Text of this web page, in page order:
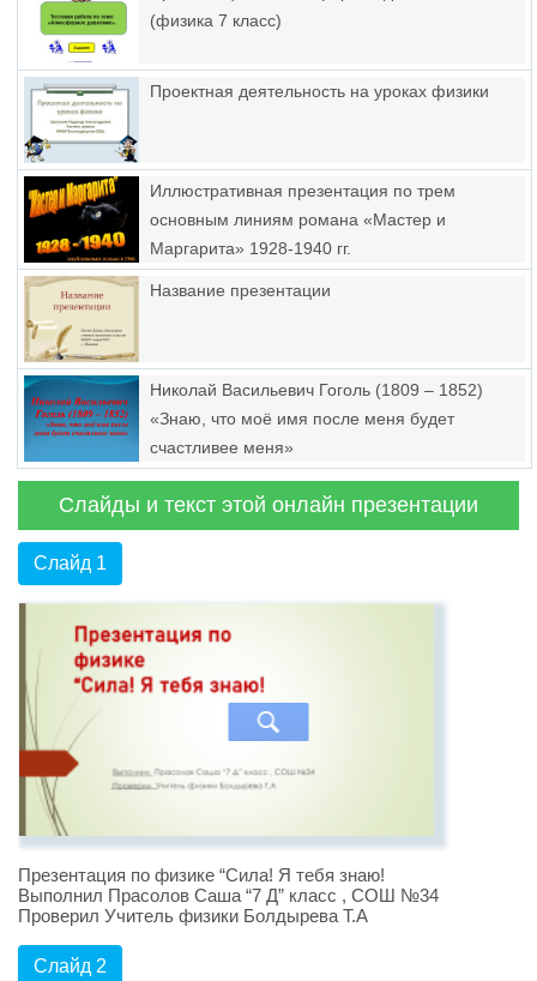
классе через применение проблемного
метода
(физика 7 класс)
Проектная деятельность на уроках физики
Иллюстративная презентация по трем
основным линиям романа «Мастер и
Маргарита» 1928-1940 гг.
Название презентации
Николай Васильевич Гоголь (1809 – 1852)
«Знаю, что моё имя после меня будет
счастливее меня»
Слайды и текст этой онлайн презентации
Слайд 1
Презентация по физике “Сила! Я тебя знаю!
Выполнил Прасолов Саша “7 Д” класс , СОШ №34
Проверил Учитель физики Болдырева Т.А
Слайд 2